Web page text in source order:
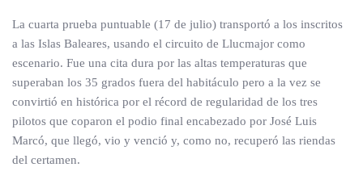
La cuarta prueba puntuable (17 de julio) transportó a los inscritos
a las Islas Baleares, usando el circuito de Llucmajor como
escenario. Fue una cita dura por las altas temperaturas que
superaban los 35 grados fuera del habitáculo pero a la vez se
convirtió en histórica por el récord de regularidad de los tres
pilotos que coparon el podio final encabezado por José Luis
Marcó, que llegó, vio y venció y, como no, recuperó las riendas
del certamen.